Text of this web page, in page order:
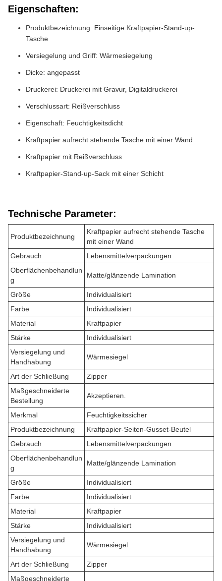
Eigenschaften:
Produktbezeichnung: Einseitige Kraftpapier-Stand-up-
Tasche
Versiegelung und Griff: Wärmesiegelung
Dicke: angepasst
Druckerei: Druckerei mit Gravur, Digitaldruckerei
Verschlussart: Reißverschluss
Eigenschaft: Feuchtigkeitsdicht
Kraftpapier aufrecht stehende Tasche mit einer Wand
Kraftpapier mit Reißverschluss
Kraftpapier-Stand-up-Sack mit einer Schicht
Technische Parameter:
Produktbezeichnung
Kraftpapier aufrecht stehende Tasche
mit einer Wand
Gebrauch
Lebensmittelverpackungen
Oberflächenbehandlun
g
Matte/glänzende Lamination
Größe
Individualisiert
Farbe
Individualisiert
Material
Kraftpapier
Stärke
Individualisiert
Versiegelung und
Handhabung
Wärmesiegel
Art der Schließung
Zipper
Maßgeschneiderte
Bestellung
Akzeptieren.
Merkmal
Feuchtigkeitssicher
Produktbezeichnung
Kraftpapier-Seiten-Gusset-Beutel
Gebrauch
Lebensmittelverpackungen
Oberflächenbehandlun
g
Matte/glänzende Lamination
Größe
Individualisiert
Farbe
Individualisiert
Material
Kraftpapier
Stärke
Individualisiert
Versiegelung und
Handhabung
Wärmesiegel
Art der Schließung
Zipper
Maßgeschneiderte